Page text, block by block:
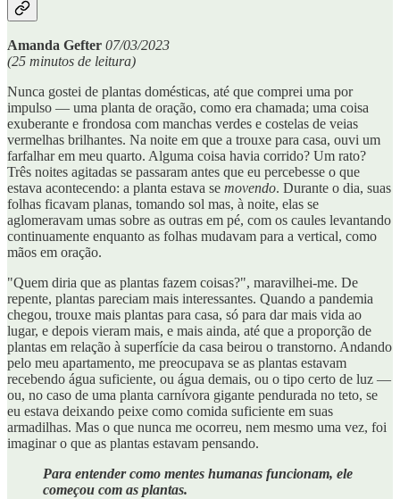
Amanda Gefter 07/03/2023
(25 minutos de leitura)
Nunca gostei de plantas domésticas, até que comprei uma por
impulso — uma planta de oração, como era chamada; uma coisa
exuberante e frondosa com manchas verdes e costelas de veias
vermelhas brilhantes. Na noite em que a trouxe para casa, ouvi um
farfalhar em meu quarto. Alguma coisa havia corrido? Um rato?
Três noites agitadas se passaram antes que eu percebesse o que
estava acontecendo: a planta estava se movendo. Durante o dia, suas
folhas ficavam planas, tomando sol mas, à noite, elas se
aglomeravam umas sobre as outras em pé, com os caules levantando
continuamente enquanto as folhas mudavam para a vertical, como
mãos em oração.
"Quem diria que as plantas fazem coisas?", maravilhei-me. De
repente, plantas pareciam mais interessantes. Quando a pandemia
chegou, trouxe mais plantas para casa, só para dar mais vida ao
lugar, e depois vieram mais, e mais ainda, até que a proporção de
plantas em relação à superfície da casa beirou o transtorno. Andando
pelo meu apartamento, me preocupava se as plantas estavam
recebendo água suficiente, ou água demais, ou o tipo certo de luz —
ou, no caso de uma planta carnívora gigante pendurada no teto, se
eu estava deixando peixe como comida suficiente em suas
armadilhas. Mas o que nunca me ocorreu, nem mesmo uma vez, foi
imaginar o que as plantas estavam pensando.
Para entender como mentes humanas funcionam, ele
começou com as plantas.